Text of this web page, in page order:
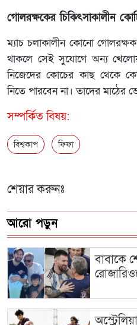
গোলরক্ষকের চিকিৎসাকালীন
ম্যাচ চলাকালীন কোনো
থাকলে সেই সুযোগে অন্য
নিজেদের কোচের কাছ থেকে
নিতে পারবেন না। তাদের মাঠের
সম্পর্কিত বিষয়:
বিশ্বকাপ ফিফা
শেয়ার করুনঃ
আরো পড়ুন
বাবাকে